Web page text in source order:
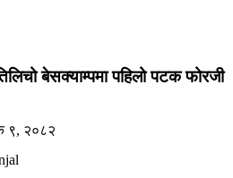
बेसक्याम्पमा पहिलो पटक फोरजी
९, २०८२